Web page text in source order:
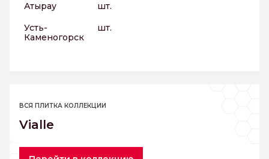
Атырау
шт.
Усть-
Каменогорск
шт.
ВСЯ ПЛИТКА КОЛЛЕКЦИИ
Vialle